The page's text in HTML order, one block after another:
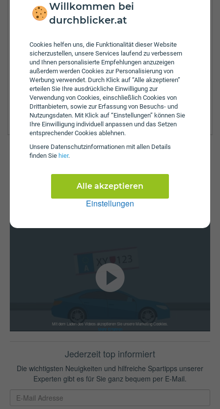
Willkommen bei
durchblicker.at
Cookies helfen uns, die Funktionalität dieser Website
sicherzustellen, unsere Services laufend zu verbessern
und Ihnen personalisierte Empfehlungen anzuzeigen
außerdem werden Cookies zur Personalisierung von
Werbung verwendet. Durch Klick auf “Alle akzeptieren”
erteilen Sie Ihre ausdrückliche Einwilligung zur
Verwendung von Cookies, einschließlich Cookies von
Drittanbietern, sowie zur Erfassung von Besuchs- und
Nutzungsdaten. Mit Klick auf “Einstellungen” können Sie
Ihre Einwilligung individuell anpassen und das Setzen
entsprechender Cookies ablehnen.
Unsere Daten­schutz­informationen mit allen Details
finden Sie hier.
Einstellungen
Alle akzeptieren
Tel.:+43-2772-52277
Zulassungsbezirke:
Baden
Klosterneuburg
Lilienfeld
Sankt Pölten
Sankt Pölten Land
Tulln
Wien Umgebung
Günstig versichern & anmelden
So einfach funktioniert's auf durchblicker.at:
Versicherungswechsel
Mit dem Laden des Videos akzeptieren Sie unsere Marketing Cookies.
Mehr Erfahren
Jederzeit top informiert
Die wichtigsten Neuigkeiten und hilfreiche Spartipps unserer
Experten gibt es für Sie ganz bequem per E-Mail.